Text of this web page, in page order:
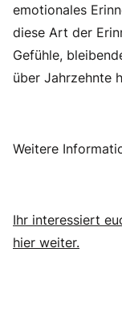
emotionales
diese Art der
Gefühle,
über Jahrzehnte
Weitere
Ihr interessiert
hier weiter.